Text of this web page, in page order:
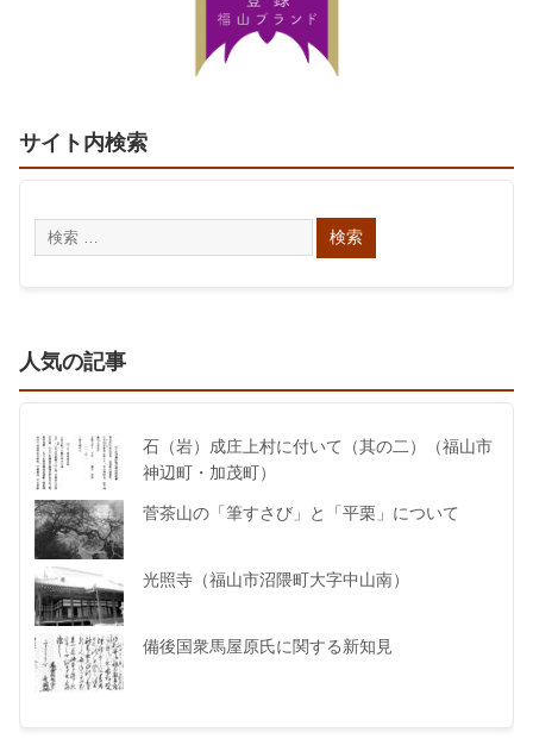
サイト内検索
人気の記事
石（岩）成庄上村に付いて（其の二）（福山市
神辺町・加茂町）
菅茶山の「筆すさび」と「平栗」について
光照寺（福山市沼隈町大字中山南）
備後国衆馬屋原氏に関する新知見